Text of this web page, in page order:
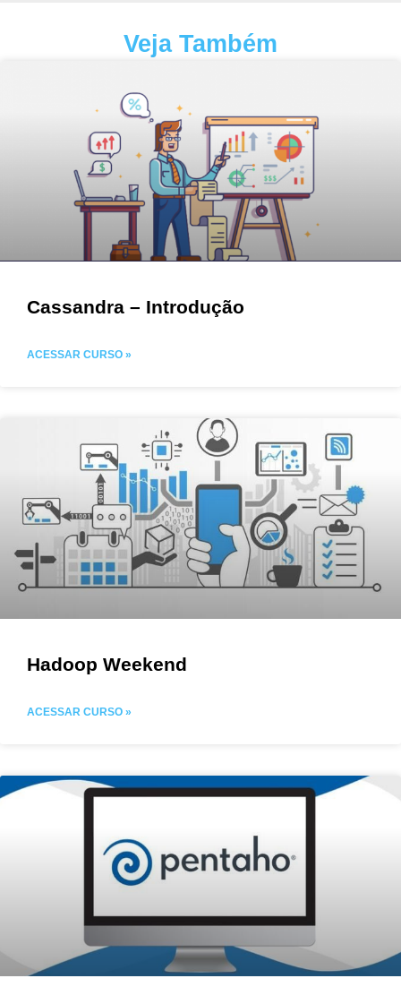
Veja Também
Cassandra – Introdução
ACESSAR CURSO »
Hadoop Weekend
ACESSAR CURSO »